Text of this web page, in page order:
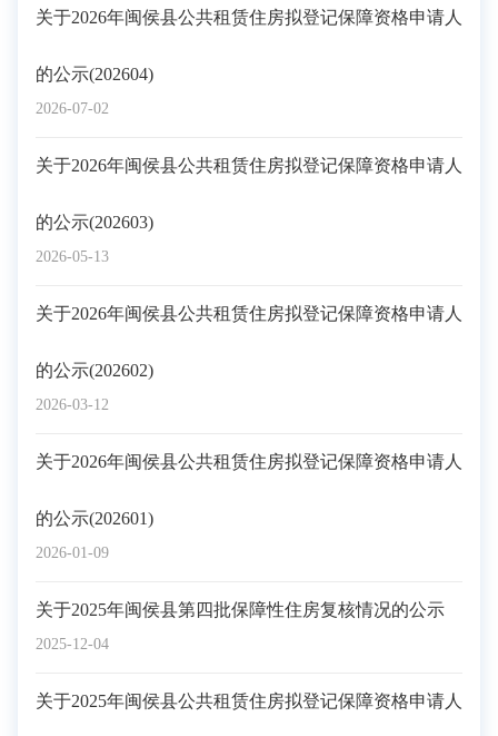
2026-07-02
关于2026年闽侯县公共租赁住房拟登记保障资格申请人
的公示(202604)
2026-05-13
关于2026年闽侯县公共租赁住房拟登记保障资格申请人
的公示(202603)
2026-03-12
关于2026年闽侯县公共租赁住房拟登记保障资格申请人
的公示(202602)
2026-01-09
关于2026年闽侯县公共租赁住房拟登记保障资格申请人
的公示(202601)
2025-12-04
关于2025年闽侯县第四批保障性住房复核情况的公示
关于2025年闽侯县公共租赁住房拟登记保障资格申请人